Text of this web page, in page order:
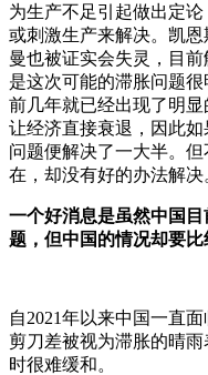
为生产不足引起做出定
或刺激生产来解决。凯
曼也被证实会失灵，目
是这次可能的滞胀问题
前几年就已经出现了明
让经济直接衰退，因此
问题便解决了一大半。
在，却没有好的办法解决
一个好消息是虽然中国
题，但中国的情况却要比
自2021年以来中国一直
剪刀差被视为滞胀的晴
时很难缓和。